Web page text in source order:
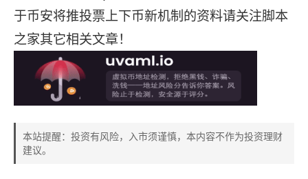
于币安将推投票上下币新机制的资料请关注脚本
之家其它相关文章！
本站提醒：投资有风险，入市须谨慎，本内容不作为投资理财
建议。